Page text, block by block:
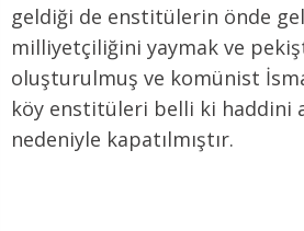
geldiği de enstitülerin önde
milliyetçiliğini yaymak ve
oluşturulmuş ve komünist
köy enstitüleri belli ki haddini
nedeniyle kapatılmıştır.